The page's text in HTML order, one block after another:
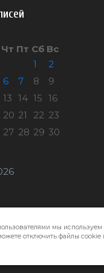
Чт Пт Сб Вс
1
2
6 7 8
9
13 14 15 16
20 21 22 23
27 28 29 30
Город32 ©
мы
отключить файлы cookie